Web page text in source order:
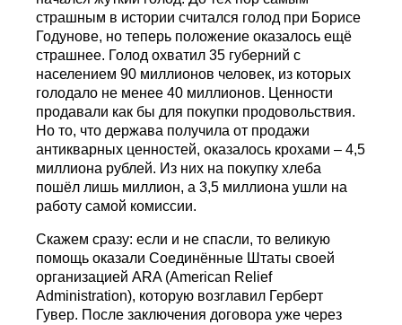
страшным в истории считался голод при Борисе
Годунове, но теперь положение оказалось ещё
страшнее. Голод охватил 35 губерний с
населением 90 миллионов человек, из которых
голодало не менее 40 миллионов. Ценности
продавали как бы для покупки продовольствия.
Но то, что держава получила от продажи
антикварных ценностей, оказалось крохами – 4,5
миллиона рублей. Из них на покупку хлеба
пошёл лишь миллион, а 3,5 миллиона ушли на
работу самой комиссии.
Скажем сразу: если и не спасли, то великую
помощь оказали Соединённые Штаты своей
организацией ARA (American Relief
Administration), которую возглавил Герберт
Гувер. После заключения договора уже через